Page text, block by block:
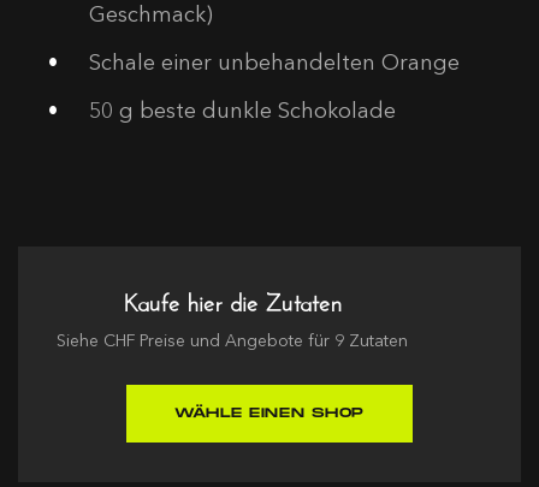
Geschmack)
Schale einer unbehandelten Orange
50 g beste dunkle Schokolade
Kaufe hier die Zutaten
Siehe CHF Preise und Angebote für 9 Zutaten
WÄHLE EINEN SHOP